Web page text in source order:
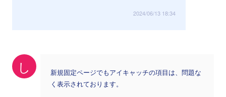
2024/06/13 18:34
し
新規固定ページでもアイキャッチの項目は、問題な
く表示されております。